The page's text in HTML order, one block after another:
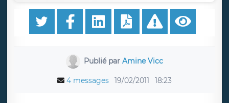
Publié parAmine Vicc
4 messages 19/02/2011 18:23